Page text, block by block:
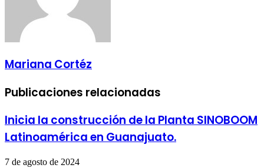
Mariana Cortéz
Publicaciones relacionadas
Inicia la construcción de la Planta SINOBOOM
Latinoamérica en Guanajuato.
7 de agosto de 2024